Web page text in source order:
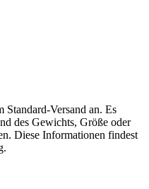
Versand an. Es
des Gewichts, Größe oder
Diese Informationen findest